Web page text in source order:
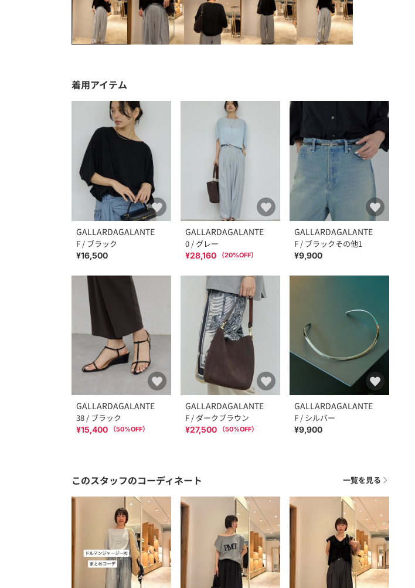
着用アイテム
GALLARDAGALANTE
F / ブラック
¥16,500
GALLARDAGALANTE
0 / グレー
¥28,160 （20%OFF）
GALLARDAGALANTE
F / ブラックその他1
¥9,900
GALLARDAGALANTE
38 / ブラック
¥15,400 （50%OFF）
GALLARDAGALANTE
F / ダークブラウン
¥27,500 （50%OFF）
GALLARDAGALANTE
F / シルバー
¥9,900
このスタッフのコーディネート 一覧を見る